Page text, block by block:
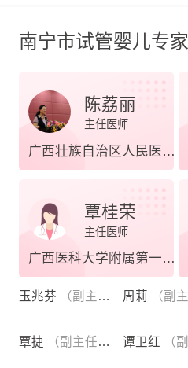
南宁市试管婴儿专
陈荔丽
主任医师
广西壮族自治区人民医院生殖医学与遗传中心
覃桂荣
主任医师
广西医科大学附属第一医院
玉兆芬 （副主任医师） 周莉 （副主任
覃捷 （副主任医师） 谭卫红 （副主